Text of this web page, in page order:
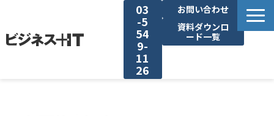
03
-5
54
9-
11
26
お問い合わせ
資料ダウンロ
ード一覧